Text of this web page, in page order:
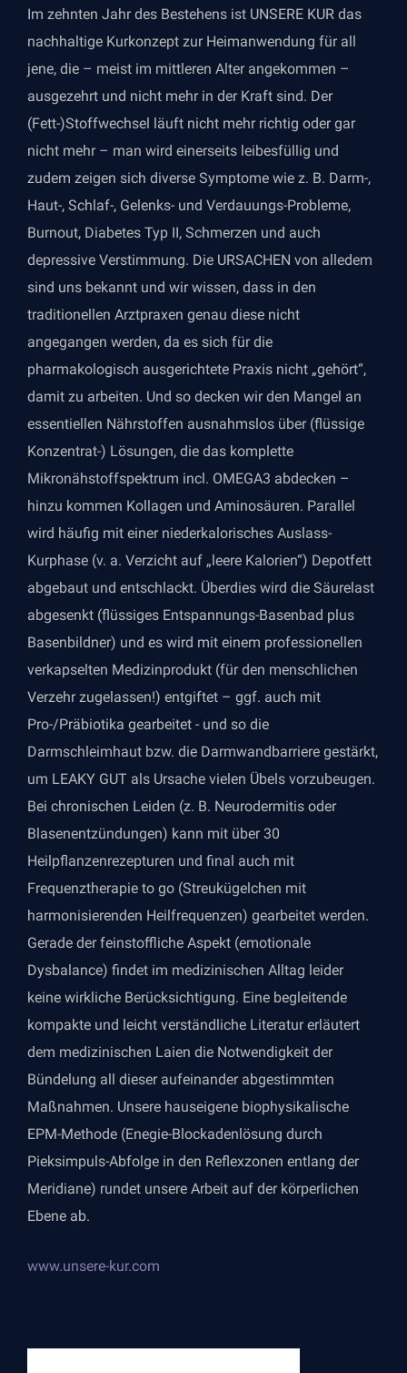
Im zehnten Jahr des Bestehens ist UNSERE KUR das
nachhaltige Kurkonzept zur Heimanwendung für all
jene, die – meist im mittleren Alter angekommen –
ausgezehrt und nicht mehr in der Kraft sind. Der
(Fett-)Stoffwechsel läuft nicht mehr richtig oder gar
nicht mehr – man wird einerseits leibesfüllig und
zudem zeigen sich diverse Symptome wie z. B. Darm-,
Haut-, Schlaf-, Gelenks- und Verdauungs-Probleme,
Burnout, Diabetes Typ II, Schmerzen und auch
depressive Verstimmung. Die URSACHEN von alledem
sind uns bekannt und wir wissen, dass in den
traditionellen Arztpraxen genau diese nicht
angegangen werden, da es sich für die
pharmakologisch ausgerichtete Praxis nicht „gehört“,
damit zu arbeiten. Und so decken wir den Mangel an
essentiellen Nährstoffen ausnahmslos über (flüssige
Konzentrat-) Lösungen, die das komplette
Mikronähstoffspektrum incl. OMEGA3 abdecken –
hinzu kommen Kollagen und Aminosäuren. Parallel
wird häufig mit einer niederkalorisches Auslass-
Kurphase (v. a. Verzicht auf „leere Kalorien“) Depotfett
abgebaut und entschlackt. Überdies wird die Säurelast
abgesenkt (flüssiges Entspannungs-Basenbad plus
Basenbildner) und es wird mit einem professionellen
verkapselten Medizinprodukt (für den menschlichen
Verzehr zugelassen!) entgiftet – ggf. auch mit
Pro-/Präbiotika gearbeitet - und so die
Darmschleimhaut bzw. die Darmwandbarriere gestärkt,
um LEAKY GUT als Ursache vielen Übels vorzubeugen.
Bei chronischen Leiden (z. B. Neurodermitis oder
Blasenentzündungen) kann mit über 30
Heilpflanzenrezepturen und final auch mit
Frequenztherapie to go (Streukügelchen mit
harmonisierenden Heilfrequenzen) gearbeitet werden.
Gerade der feinstoffliche Aspekt (emotionale
Dysbalance) findet im medizinischen Alltag leider
keine wirkliche Berücksichtigung. Eine begleitende
kompakte und leicht verständliche Literatur erläutert
dem medizinischen Laien die Notwendigkeit der
Bündelung all dieser aufeinander abgestimmten
Maßnahmen. Unsere hauseigene biophysikalische
EPM-Methode (Enegie-Blockadenlösung durch
Pieksimpuls-Abfolge in den Reflexzonen entlang der
Meridiane) rundet unsere Arbeit auf der körperlichen
Ebene ab.
www.unsere-kur.com